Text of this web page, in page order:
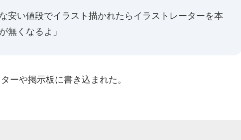
安い値段でイラスト描かれたらイラストレーターを本
無くなるよ」
ーや掲示板に書き込まれた。